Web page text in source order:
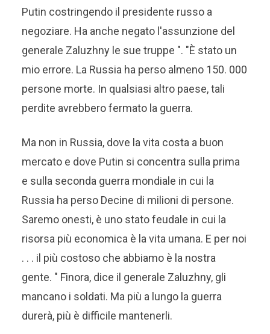
Putin costringendo il presidente russo a
negoziare. Ha anche negato l'assunzione del
generale Zaluzhny le sue truppe ". "È stato un
mio errore. La Russia ha perso almeno 150. 000
persone morte. In qualsiasi altro paese, tali
perdite avrebbero fermato la guerra.
Ma non in Russia, dove la vita costa a buon
mercato e dove Putin si concentra sulla prima
e sulla seconda guerra mondiale in cui la
Russia ha perso Decine di milioni di persone.
Saremo onesti, è uno stato feudale in cui la
risorsa più economica è la vita umana. E per noi
. . . il più costoso che abbiamo è la nostra
gente. " Finora, dice il generale Zaluzhny, gli
mancano i soldati. Ma più a lungo la guerra
durerà, più è difficile mantenerli.